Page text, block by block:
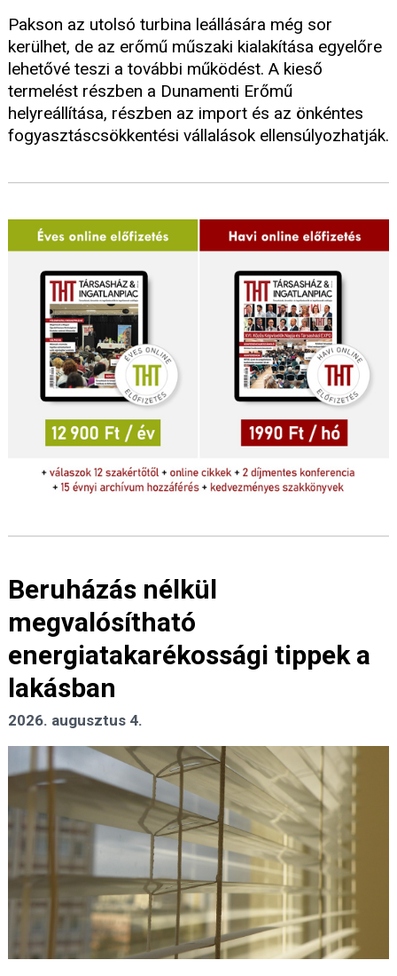
Pakson az utolsó turbina leállására még sor
kerülhet, de az erőmű műszaki kialakítása egyelőre
lehetővé teszi a további működést. A kieső
termelést részben a Dunamenti Erőmű
helyreállítása, részben az import és az önkéntes
fogyasztáscsökkentési vállalások ellensúlyozhatják.
Beruházás nélkül
megvalósítható
energiatakarékossági tippek a
lakásban
2026. augusztus 4.